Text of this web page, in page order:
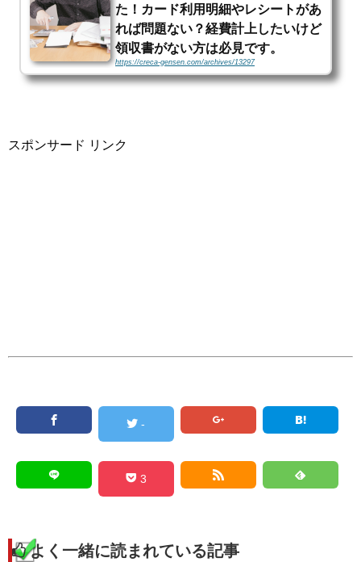
た！カード利用明細やレシートがあ
れば問題ない？経費計上したいけど
領収書がない方は必見です。
https://creca-gensen.com/archives/13297
※当サイトはアフィリエイト・アドセンス広告を利用していますクレジッ
トカード会社から送られてくる「利用明細書」や、お店から渡される「レ
スポンサード リンク
-
3
よく一緒に読まれている記事